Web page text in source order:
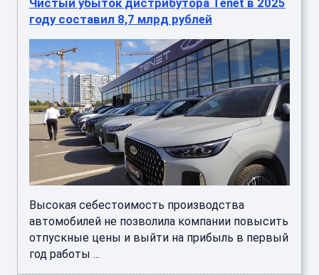
году составил 8,7 млрд рублей
Высокая себестоимость производства
автомобилей не позволила компании повысить
отпускные цены и выйти на прибыль в первый
год работы ...